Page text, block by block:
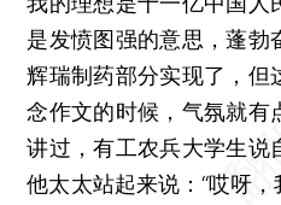
是发愤图强的意思，蓬勃
辉瑞制药部分实现了，但
念作文的时候，气氛就有
讲过，有工农兵大学生说
他太太站起来说：“哎呀